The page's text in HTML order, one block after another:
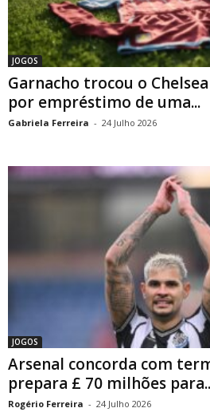
JOGOS
Garnacho trocou o
por empréstimo de uma...
Gabriela Ferreira - 24 Julho 2026
JOGOS
Arsenal concorda com
prepara £ 70 milhões
Rogério Ferreira - 24 Julho 2026